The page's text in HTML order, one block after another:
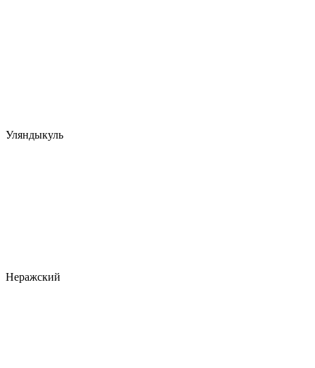
Уляндыкуль
Неражский